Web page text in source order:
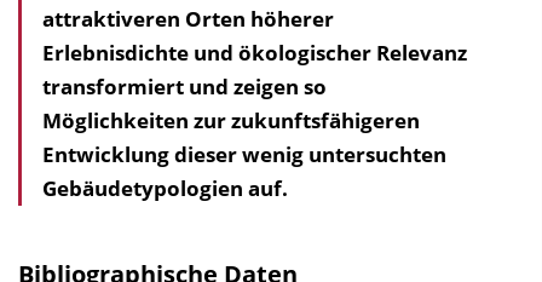
attraktiveren Orten höherer
Erlebnisdichte und ökologischer Relevanz
transformiert und zeigen so
Möglichkeiten zur zukunftsfähigeren
Entwicklung dieser wenig untersuchten
Gebäudetypologien auf.
Bibliographische Daten